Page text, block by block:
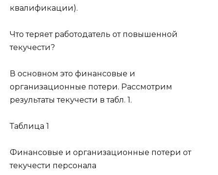
квалификации).
Что теряет работодатель от повышенной
текучести?
В основном это финансовые и
организационные потери. Рассмотрим
результаты текучести в табл. 1.
Таблица 1
Финансовые и организационные потери от
текучести персонала